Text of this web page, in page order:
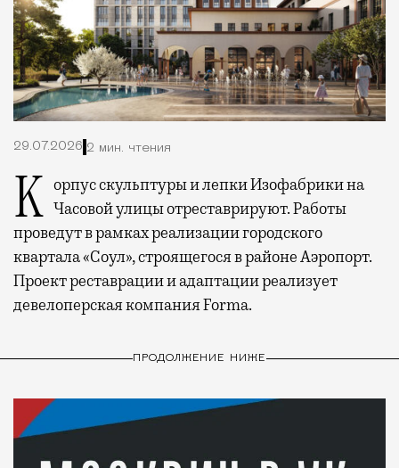
29.07.2026 2 мин. чтения
Корпус скульптуры и лепки Изофабрики на Часовой улицы отреставрируют. Работы
проведут в рамках реализации городского
квартала «Соул», строящегося в районе Аэропорт.
Проект реставрации и адаптации реализует
девелоперская компания Forma.
ПРОДОЛЖЕНИЕ НИЖЕ